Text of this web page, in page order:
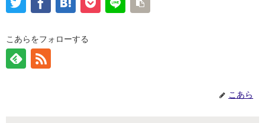
こあらをフォローする
こあら